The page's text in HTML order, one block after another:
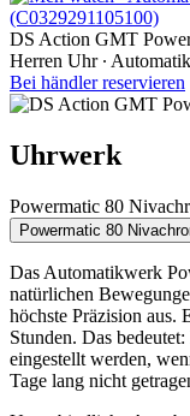
DS Action GMT
Herren Uhr ∙
Bei händler reservieren
Uhrwerk
Powermatic 80
Powermatic 80
Das Automatikwerk
natürlichen
höchste Präzision aus.
Stunden. Das
eingestellt werden,
Tage lang nicht